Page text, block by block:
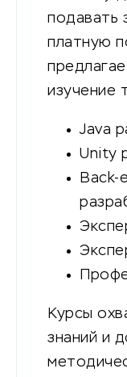
подавать
платную
изучение
Java
Unity
Back-
Курсы
знаний и